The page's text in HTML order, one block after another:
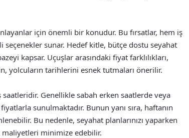
için önemli bir konudur. Bu fırsatlar, hem iş
sunar. Hedef kitle, bütçe dostu seyahat
kapsar. Uçuşlar arasındaki fiyat farklılıkları,
yolcuların tarihlerini esnek tutmaları önerilir.
Genellikle sabah erken saatlerde veya
sunulmaktadır. Bunun yanı sıra, haftanın
Bu nedenle, seyahat planlarınızı yaparken
minimize edebilir.